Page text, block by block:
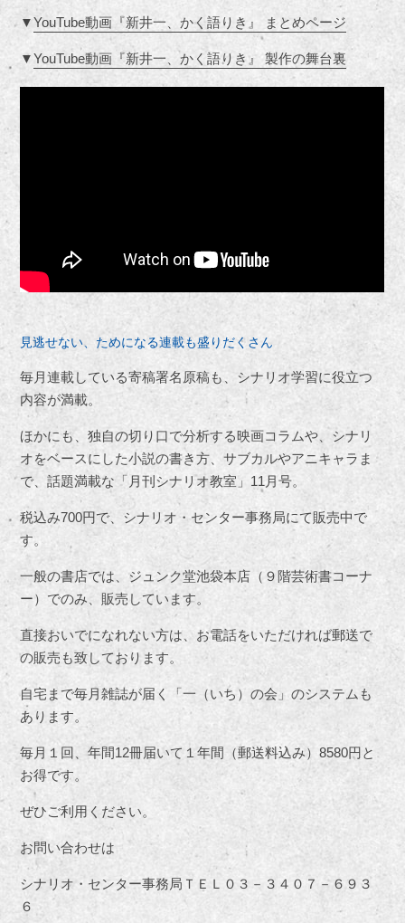
▼YouTube動画『新井一、かく語りき』 まとめページ
▼YouTube動画『新井一、かく語りき』 製作の舞台裏
見逃せない、ためになる連載も盛りだくさん
毎月連載している寄稿署名原稿も、シナリオ学習に役立つ
内容が満載。
ほかにも、独自の切り口で分析する映画コラムや、シナリ
オをベースにした小説の書き方、サブカルやアニキャラま
で、話題満載な「月刊シナリオ教室」11月号。
税込み700円で、シナリオ・センター事務局にて販売中で
す。
一般の書店では、ジュンク堂池袋本店（９階芸術書コーナ
ー）でのみ、販売しています。
直接おいでになれない方は、お電話をいただければ郵送で
の販売も致しております。
自宅まで毎月雑誌が届く「一（いち）の会」のシステムも
あります。
毎月１回、年間12冊届いて１年間（郵送料込み）8580円と
お得です。
ぜひご利用ください。
お問い合わせは
シナリオ・センター事務局ＴＥＬ０３－３４０７－６９３
６